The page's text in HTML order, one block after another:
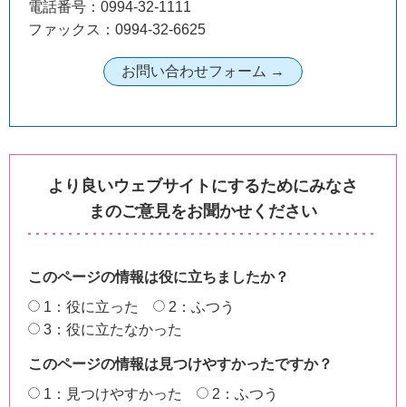
電話番号：0994-32-1111
ファックス：0994-32-6625
より良いウェブサイトにするためにみなさ
まのご意見をお聞かせください
このページの情報は役に立ちましたか？
1：役に立った
2：ふつう
3：役に立たなかった
このページの情報は見つけやすかったですか？
1：見つけやすかった
2：ふつう